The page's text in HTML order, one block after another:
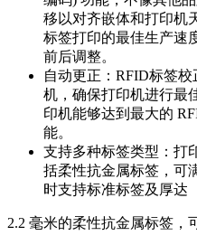
移以对齐嵌体和打印机
标签打印的最佳生产速
前后调整。
自动更正：RFID标签
机，确保打印机进行最
印机能够达到最大的
能。
支持多种标签类型：打
括柔性抗金属标签，可
时支持标准标签及厚达
2.2 毫米的柔性抗金属标签，